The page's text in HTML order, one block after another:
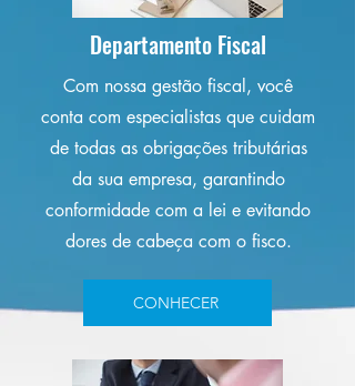
Departamento Fiscal
Com nossa gestão fiscal, você
conta com especialistas que cuidam
de todas as obrigações tributárias
da sua empresa, garantindo
conformidade com a lei e evitando
dores de cabeça com o fisco.
CONHECER